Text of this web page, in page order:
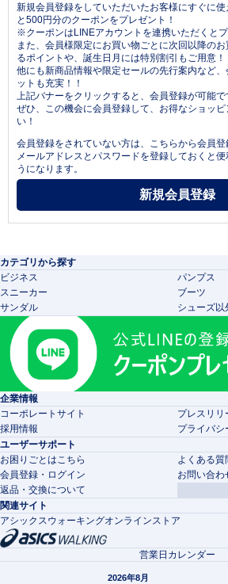
新規会員登録をしていただいたお客様にすぐに
と500円分のクーポンをプレゼント！
※クーポンはLINEアカウントを連携いただくとプ
また、会員様限定にお買い物ごとに次回以降の
るポイントや、誕生日月には特別割引もご用意！
他にも新商品情報や限定セールの先行案内など
ットも充実！！
上記バナーをクリックすると、会員登録が可能で
ぜひ、この機会に会員登録して、お得なショッ
い！
会員登録をされていない方は、こちらから会員登
メールアドレスとパスワードを登録しておくと
うになります。
カテゴリから探す
ビジネス
パンプス
スニーカー
ブーツ
サンダル
シューズ以
企業情報
コーポレートサイト
プレスリリ
採用情報
プライバシ
ユーザーサポート
お困りごとはこちら
よくある質
会員登録・ログイン
お問い合わ
返品・交換について
関連サイト
アシックスウォーキングオンラインストア
営業日カレンダー
2026年8月